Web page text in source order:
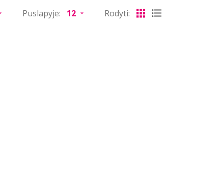
Puslapyje: Rodyti: